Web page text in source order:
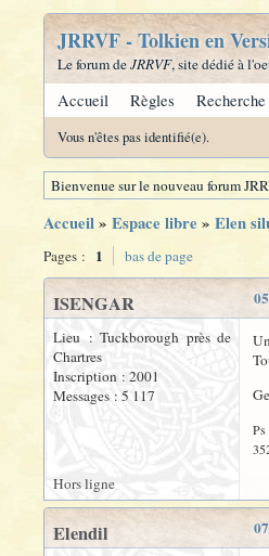
JRRVF - Tolkien en
Le forum deJRRVF, site dédié à
Accueil Règles Recherche
Vous n'êtes pas identifié(e).
Bienvenue sur le nouveau forum
Accueil» Espace libre » Elen
Pages : 1 bas de page
ISENGAR
Lieu : Tuckborough près de
Chartres
Inscription : 2001
Messages : 5 117
Ps
Hors ligne
Elendil